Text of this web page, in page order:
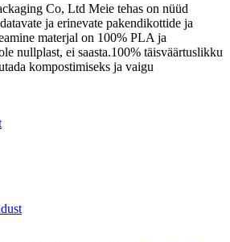
Co, Ltd Meie tehas on nüüd
ja erinevate pakendikottide ja
materjal on 100% PLA ja
nullplast, ei saasta.100% täisväärtuslikku
kompostimiseks ja vaigu